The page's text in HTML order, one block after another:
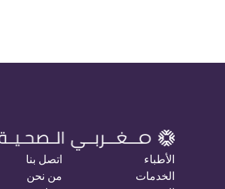
الأطباء
الخدمات
اتصل بنا
من نحن